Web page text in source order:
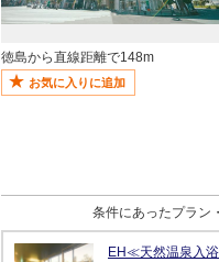
徳島から直線距離で148m
お気に入りに追加
条件にあったプラン
EH≪天然温泉入